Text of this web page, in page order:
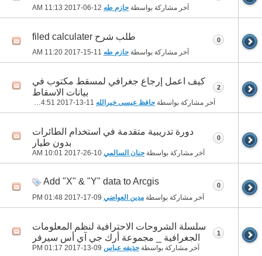
آخر مشاركة بواسطة حازم طه 11:13 AM
طلب شرح filed calculater
آخر مشاركة بواسطة حازم طه 11:20 AM
0
كيف اعمل إرجاع جغرافي لمسقط مكتوب في
بيانات الاسقاط
آخر مشاركة بواسطة حافظ عيسى خيرالله 04:51 PM
2
دورة تدريبية متقدمة في استخدام الطائرات
بدون طيار
آخر مشاركة بواسطة حنان السالمي 10:01 AM
0
Add "X" & "Y" data to Arcgis
آخر مشاركة بواسطة مدين العواضي 01:48 PM
0
سلسلة الشروحات الاحترافية لنظم المعلومات
الجغرافية _ مجموعة أرك جي آي أس سيرفر
آخر مشاركة بواسطة حذيفه عباس 01:17 PM
1